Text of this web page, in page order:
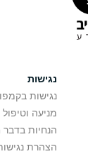
נגישות
נגישות
מניעה
הנחיות
הצהרת